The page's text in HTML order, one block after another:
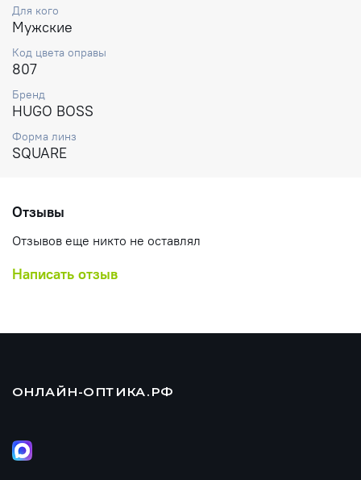
Для кого
Мужские
Код цвета оправы
807
Бренд
HUGO BOSS
Форма линз
SQUARE
Отзывы
Отзывов еще никто не оставлял
Написать отзыв
ОНЛАЙН-ОПТИКА.РФ